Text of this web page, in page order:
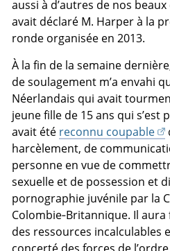
aussi à d’autres de nos
avait déclaré M. Harper à la
ronde organisée en 2013.
À la fin de la semaine
de soulagement m’a envahi
Néerlandais qui avait
jeune fille de 15 ans qui s’est
avait été reconnu coupable
harcèlement, de
personne en vue de
sexuelle et de possession et
pornographie juvénile par la
Colombie‑Britannique. Il
des ressources incalculables